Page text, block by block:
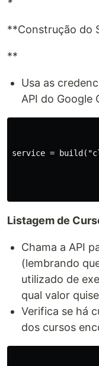
*
**Construção do
**
Usa as
API do Google
service =
Listagem de
Chama a API
(lembrando
utilizado de
qual valor
Verifica se há
dos cursos